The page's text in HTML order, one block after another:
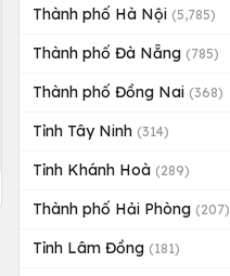
Thành phố Hà Nội (5,785)
Thành phố Đà Nẵng (785)
Thành phố Đồng Nai (368)
Tỉnh Tây Ninh (314)
Tỉnh Khánh Hoà (289)
Thành phố Hải Phòng (207)
Tỉnh Lâm Đồng (181)